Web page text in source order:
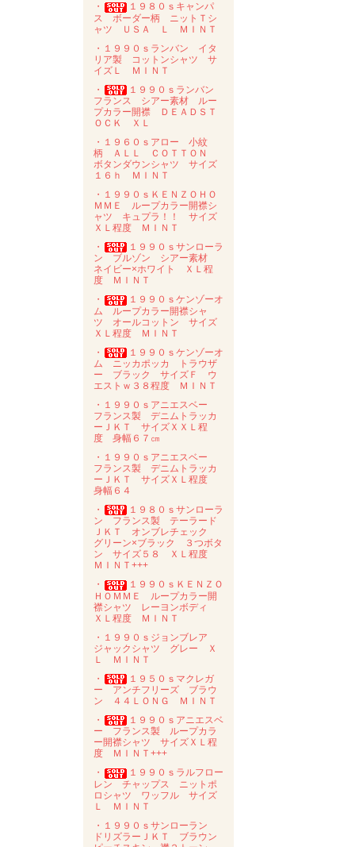
・
１９８０ｓキャンパ
ス ボーダー柄 ニットＴシ
ャツ ＵＳＡ Ｌ ＭＩＮＴ
・１９９０ｓランバン イタ
リア製 コットンシャツ サ
イズＬ ＭＩＮＴ
・
１９９０ｓランバン
フランス シアー素材 ルー
プカラー開襟 ＤＥＡＤＳＴ
ＯＣＫ ＸＬ
・１９６０ｓアロー 小紋
柄 ＡＬＬ ＣＯＴＴＯＮ
ボタンダウンシャツ サイズ
１６ｈ ＭＩＮＴ
・１９９０ｓＫＥＮＺＯＨＯ
ＭＭＥ ループカラー開襟シ
ャツ キュプラ！！ サイズ
ＸＬ程度 ＭＩＮＴ
・
１９９０ｓサンローラ
ン ブルゾン シアー素材
ネイビー×ホワイト ＸＬ程
度 ＭＩＮＴ
・
１９９０ｓケンゾーオ
ム ループカラー開襟シャ
ツ オールコットン サイズ
ＸＬ程度 ＭＩＮＴ
・
１９９０ｓケンゾーオ
ム ニッカポッカ トラウザ
ー ブラック サイズＦ ウ
エストｗ３８程度 ＭＩＮＴ
・１９９０ｓアニエスベー
フランス製 デニムトラッカ
ーＪＫＴ サイズＸＸＬ程
度 身幅６７㎝
・１９９０ｓアニエスベー
フランス製 デニムトラッカ
ーＪＫＴ サイズＸＬ程度
身幅６４
・
１９８０ｓサンローラ
ン フランス製 テーラード
ＪＫＴ オンブレチェック
グリーン×ブラック ３つボタ
ン サイズ５８ ＸＬ程度
ＭＩＮＴ+++
・
１９９０ｓＫＥＮＺＯ
ＨＯＭＭＥ ループカラー開
襟シャツ レーヨンボディ
ＸＬ程度 ＭＩＮＴ
・１９９０ｓジョンブレア
ジャックシャツ グレー Ｘ
Ｌ ＭＩＮＴ
・
１９５０ｓマクレガ
ー アンチフリーズ ブラウ
ン ４４ＬＯＮＧ ＭＩＮＴ
・
１９９０ｓアニエスベ
ー フランス製 ループカラ
ー開襟シャツ サイズＸＬ程
度 ＭＩＮＴ+++
・
１９９０ｓラルフロー
レン チャップス ニットポ
ロシャツ ワッフル サイズ
Ｌ ＭＩＮＴ
・１９９０ｓサンローラン
ドリズラーＪＫＴ ブラウン